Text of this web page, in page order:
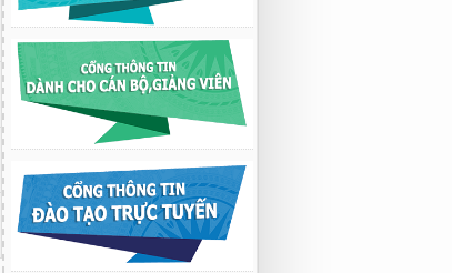
CÔNG NGHỆ VỚI TRƯỜNG ĐẠI
HỌC OSAKA, TRƯỜNG TRUNG
HỌC HYOGO (NHẬT BẢN) VÀ
TRƯỜNG TRUNG HỌC PHỔ
THÔNG CHUYÊN KHOA HỌC TỰ
NHIÊN
02:22 23/07/2026
Nghiên cứu chế tạo hệ thống xác định
từ kế và vật liệu biến hóa
9:33 sáng thứ hai, 03/08/2026